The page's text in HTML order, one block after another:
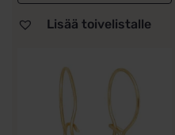
Lisää toivelistalle